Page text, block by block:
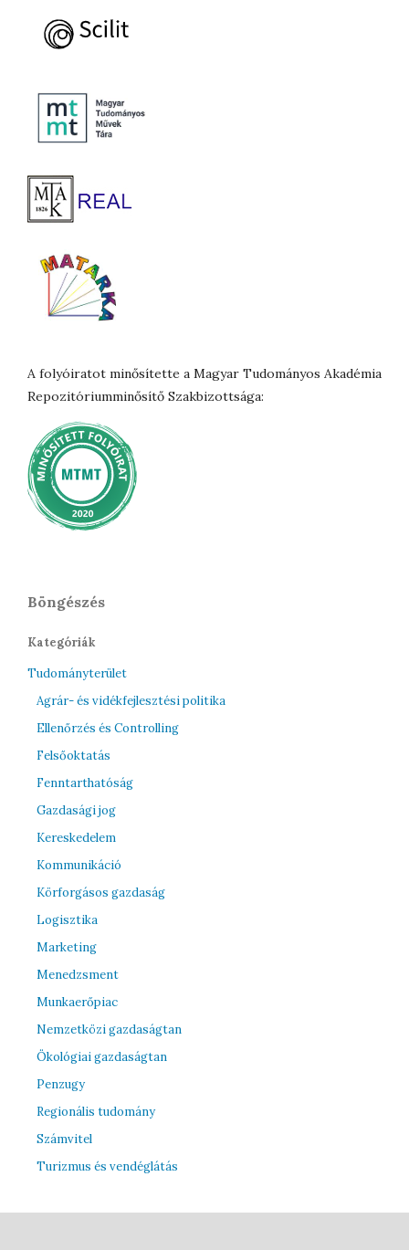
A folyóiratot minősítette a Magyar Tudományos Akadémia
Repozitóriumminősítő Szakbizottsága:
Böngészés
Kategóriák
Tudományterület
Agrár- és vidékfejlesztési politika
Ellenőrzés és Controlling
Felsőoktatás
Fenntarthatóság
Gazdasági jog
Kereskedelem
Kommunikáció
Körforgásos gazdaság
Logisztika
Marketing
Menedzsment
Munkaerőpiac
Nemzetközi gazdaságtan
Ökológiai gazdaságtan
Penzugy
Regionális tudomány
Számvitel
Turizmus és vendéglátás